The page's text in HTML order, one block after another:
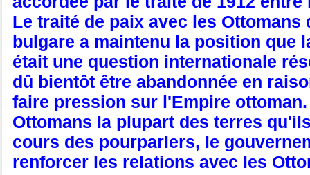
Le traité de paix avec les
bulgare a maintenu la position que
était une question internationale
dû bientôt être abandonnée en
faire pression sur l'Empire
Ottomans la plupart des terres
cours des pourparlers, le
renforcer les relations avec les